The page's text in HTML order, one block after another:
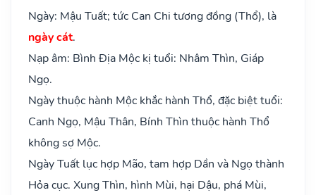
Ngày: Mậu Tuất; tức Can Chi tương đồng (Thổ), là
ngày cát.
Nạp âm: Bình Địa Mộc kị tuổi: Nhâm Thìn, Giáp
Ngọ.
Ngày thuộc hành Mộc khắc hành Thổ, đặc biệt tuổi:
Canh Ngọ, Mậu Thân, Bính Thìn thuộc hành Thổ
không sợ Mộc.
Ngày Tuất lục hợp Mão, tam hợp Dần và Ngọ thành
Hỏa cục. Xung Thìn, hình Mùi, hại Dậu, phá Mùi,